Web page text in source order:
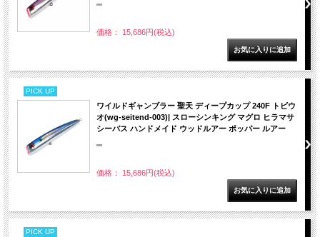
""
価格： 15,686円(税込)
PICK UP
ワイルドギャンブラー 聖天 ディープカップ 240F トビウ
オ(wg-seitend-003)| スローシンキング マグロ ヒラマサ
シーバス ハンドメイド ウッドルアー ポッパー ルアー
""
価格： 15,686円(税込)
PICK UP